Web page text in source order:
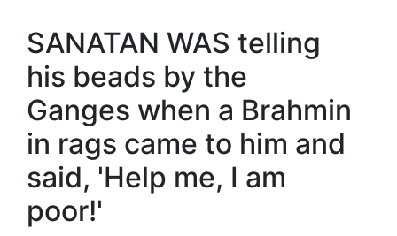
SANATAN WAS telling
his beads by the
Ganges when a Brahmin
in rags came to him and
said, 'Help me, I am
poor!'